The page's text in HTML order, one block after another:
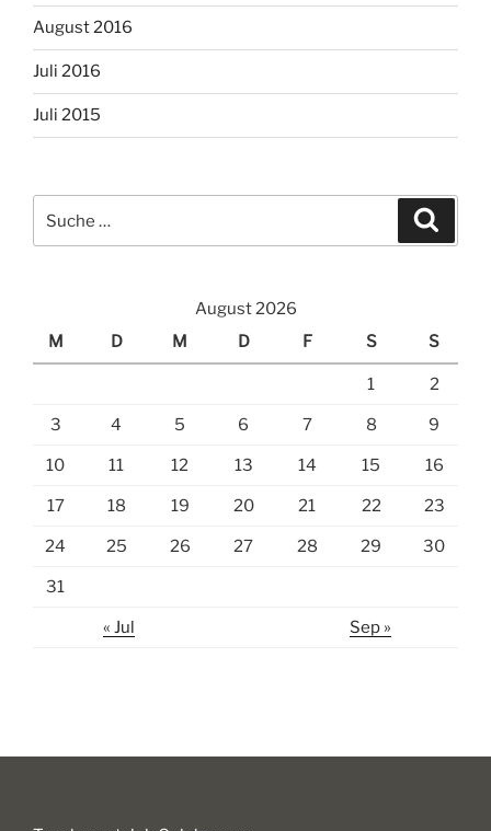
August 2016
Juli 2016
Juli 2015
nach:
August 2026
M
D M D F S S
1 2
3 4 5 6 7 8 9
10 11 12 13 14 15 16
17 18 19 20 21 22 23
24 25 26 27 28 29 30
31
« Jul Sep »